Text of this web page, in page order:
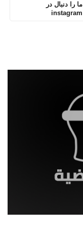
ما را دنبال در
instagram